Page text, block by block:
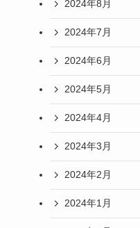
2024年8月
2024年7月
2024年6月
2024年5月
2024年4月
2024年3月
2024年2月
2024年1月